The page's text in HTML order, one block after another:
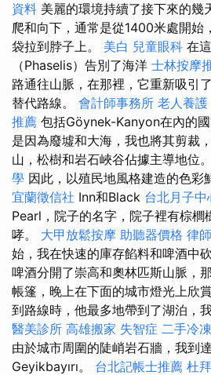
資料 美麗的環境持續了接下來的幾
爬和向下，通常是從1400米處開始
袋拉到脖子上。 美白 兒童眼科 在
（Phaselis）告別了海洋 士林按摩
路通往山脈，在那裡，它重新吸引
替代路線。 會計師事務所 老人養
推薦 包括Göynek-Kanyon在內的
是因為廢墟和大海，我也將其剪裁
山，松樹和岩石峽谷佔據主導地位。
學 因此，以殖民地風格建造的色
宜蘭徵信社 Inn和Black 台北月子中
Pearl，院子的名字，院子裡有棕櫚
哮。 大甲放鬆按摩 助聽器價格 律
始，我在快速的庫存餡料和啤酒中
啤酒分開了崇高和奧林匹斯山脈，
帳篷，晚上在下面的城市燈光上欣
到路線時，他最多地帶到了湖泊，
醫美診所 高雄搬家 失智症 二手冷
由於城市周圍的陡峭岩石牆，我到
Geyikbayırı。 台北記帳士推薦 杜